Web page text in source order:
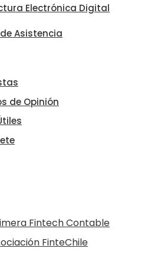
Electrónica Digital
Asistencia
de Opinión
Fintech Contable
FinteChile